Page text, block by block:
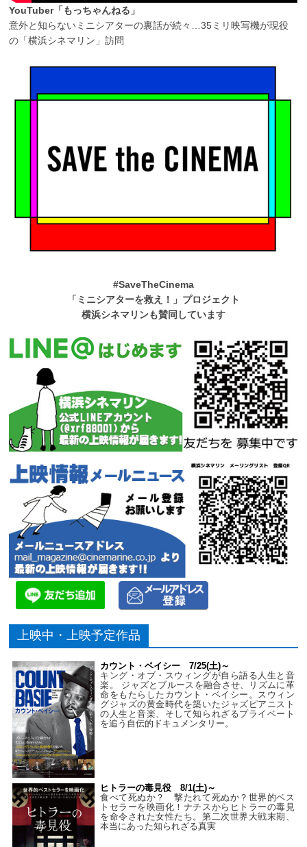
YouTuber「もっちゃんねる」
意外と知らないミニシアターの裏話が続々…35ミリ映写機が現役
の「横浜シネマリン」訪問
#SaveTheCinema
「ミニシアターを救え！」プロジェクト
横浜シネマリンも賛同しています
上映中・上映予定作品
カウント・ベイシー 7/25(土)～
キング・オブ・スウィングが自ら語る人生と音
楽。 ジャズとブルースを融合させ、リズムに革
命をもたらしたカウント・ベイシー。スウィン
グジャズの黄金時代を築いたジャズピアニスト
の人生と音楽、そして知られざるプライベート
を追う自伝的ドキュメンタリー。
ヒトラーの毒見役 8/1(土)～
食べて死ぬか？ 撃たれて死ぬか？世界的ベス
トセラーを映画化！ナチスからヒトラーの毒見
を命令された女性たち。第二次世界大戦末期、
本当にあった知られざる真実